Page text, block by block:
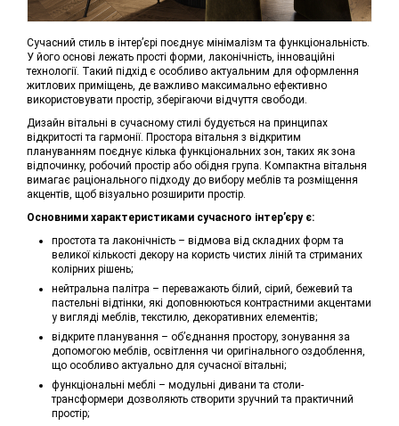
Сучасний стиль в інтер’єрі поєднує мінімалізм та функціональність.
У його основі лежать прості форми, лаконічність, інноваційні
технології. Такий підхід є особливо актуальним для оформлення
житлових приміщень, де важливо максимально ефективно
використовувати простір, зберігаючи відчуття свободи.
Дизайн вітальні в сучасному стилі будується на принципах
відкритості та гармонії. Простора вітальня з відкритим
плануванням поєднує кілька функціональних зон, таких як зона
відпочинку, робочий простір або обідня група. Компактна вітальня
вимагає раціонального підходу до вибору меблів та розміщення
акцентів, щоб візуально розширити простір.
Основними характеристиками сучасного інтер’єру є:
простота та лаконічність – відмова від складних форм та
великої кількості декору на користь чистих ліній та стриманих
колірних рішень;
нейтральна палітра – переважають білий, сірий, бежевий та
пастельні відтінки, які доповнюються контрастними акцентами
у вигляді меблів, текстилю, декоративних елементів;
відкрите планування – об’єднання простору, зонування за
допомогою меблів, освітлення чи оригінального оздоблення,
що особливо актуально для сучасної вітальні;
функціональні меблі – модульні дивани та столи-
трансформери дозволяють створити зручний та практичний
простір;